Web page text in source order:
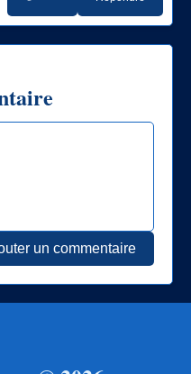
un commentaire